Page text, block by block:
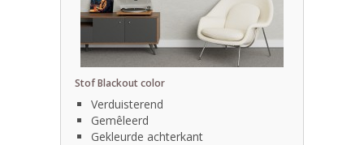
Stof Blackout color
Verduisterend
Gemêleerd
Gekleurde achterkant